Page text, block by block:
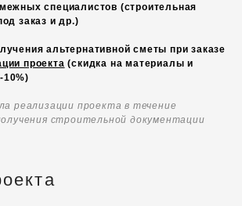
специалистов (строительная
заказ и др.)
альтернативной сметы при заказе
проекта (скидка на материалы и
реализации проекта в течение
строительной документации